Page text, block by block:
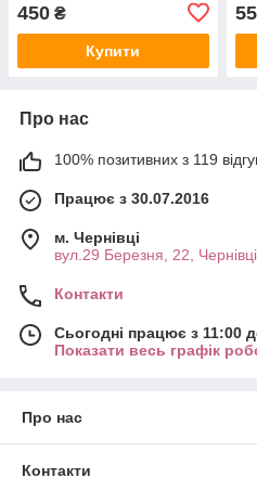
450 ₴
Купити
Про нас
100% позитивних з 119
Працює з 30.07.2016
м. Чернівці
вул.29 Березня, 22,
Контакти
Сьогодні працює з 11:00
Показати весь графік
Про нас
Контакти